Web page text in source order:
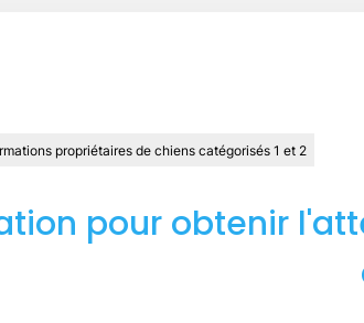
propriétaires de chiens catégorisés 1 et 2
pour obtenir